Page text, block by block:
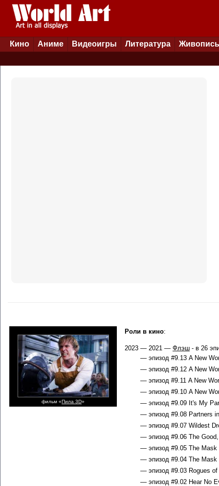
Кино Аниме Видеоигры Литература Живопись
фильм «Пила 3D»
Роли в кино:
2023 — 2021 — Флэш - в 26
— эпизод #9.13 A New
— эпизод #9.12 A New
— эпизод #9.11 A New
— эпизод #9.10 A New
— эпизод #9.09 It's My
— эпизод #9.08 Partners
— эпизод #9.07 Wildest
— эпизод #9.06 The
— эпизод #9.05 The Mask
— эпизод #9.04 The Mask
— эпизод #9.03 Rogues of
— эпизод #9.02 Hear No